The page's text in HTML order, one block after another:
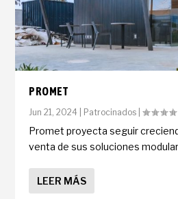
PROMET
Jun 21, 2024 Patrocinados |
Promet proyecta seguir
venta de sus soluciones
LEER MÁS